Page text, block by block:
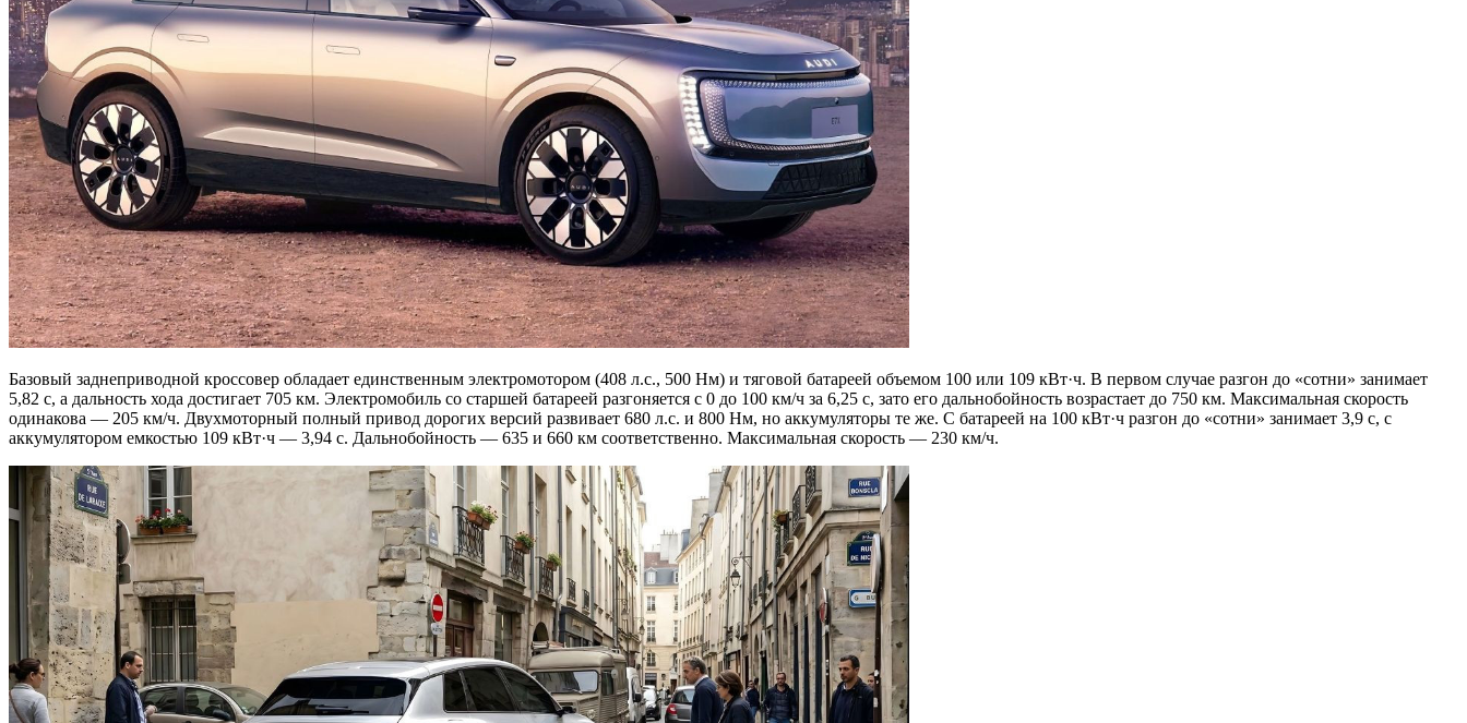
Базовый заднеприводной кроссовер обладает единственным электромотором (408 л.с., 500 Нм) и тяговой батареей объемом 100 или 109 кВт·ч. В первом случае разгон до «сотни» занимает
5,82 с, а дальность хода достигает 705 км. Электромобиль со старшей батареей разгоняется с 0 до 100 км/ч за 6,25 с, зато его дальнобойность возрастает до 750 км. Максимальная скорость
одинакова — 205 км/ч. Двухмоторный полный привод дорогих версий развивает 680 л.с. и 800 Нм, но аккумуляторы те же. С батареей на 100 кВт·ч разгон до «сотни» занимает 3,9 с, с
аккумулятором емкостью 109 кВт·ч — 3,94 с. Дальнобойность — 635 и 660 км соответственно. Максимальная скорость — 230 км/ч.